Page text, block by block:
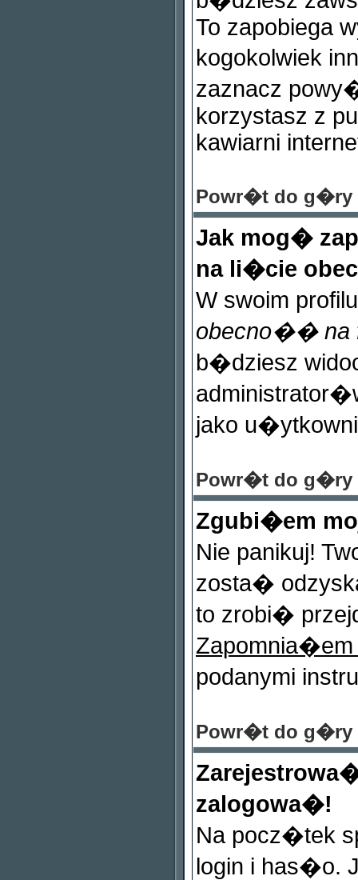
To zapobiega
kogokolwiek
zaznacz
korzystasz z
kawiarni
Powr�t do g�ry
Jak mog�
na li�cie
W swoim
obecno�� na
b�dziesz
jako
Powr�t do g�ry
Zgubi�em
Nie panikuj!
zosta�
to zrobi�
podanymi
Powr�t do g�ry
zalogowa�!
Na pocz�tek
login i has�o.